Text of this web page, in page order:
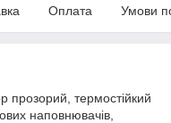
Оплата Умови
прозорий, термостійкий
наповнювачів,